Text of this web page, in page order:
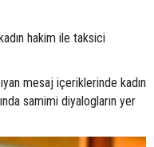
hakim ile taksici
mesaj içeriklerinde kadın
samimi diyalogların yer